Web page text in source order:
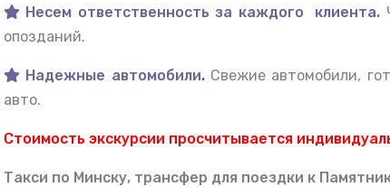
Несем ответственность за каждого клиента.
опозданий.
Надежные автомобили. Свежие автомобили,
авто.
Стоимость экскурсии просчитывается
Такси по Минску, трансфер для поездки к